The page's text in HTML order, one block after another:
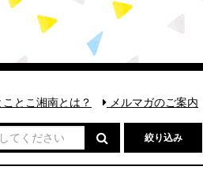
とこ湘南とは？
メルマガのご案内
絞り込み